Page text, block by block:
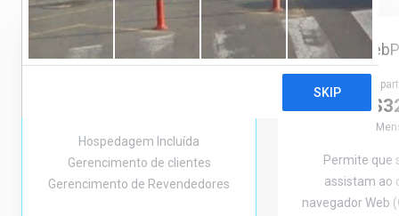
Destaque
Painel Office
Hospedagem Incluída
Gerencimento de clientes
Gerencimento de Revendedores
A
Permite que
assistam ao
navegador Web